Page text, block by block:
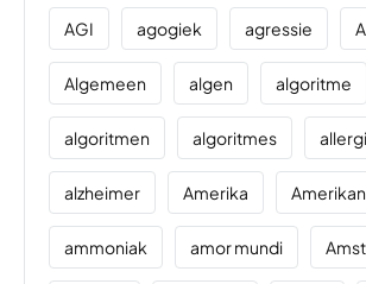
AGI agogiek agressie
Algemeen algen algoritme
algoritmen algoritmes
alzheimer Amerika
ammoniak amor mundi